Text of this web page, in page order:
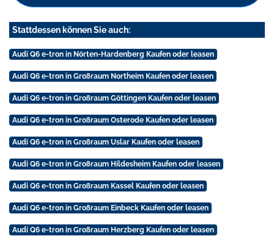
Stattdessen können Sie auch:
Audi Q6 e-tron in Nörten-Hardenberg Kaufen oder leasen
Audi Q6 e-tron in Großraum Northeim Kaufen oder leasen
Audi Q6 e-tron in Großraum Göttingen Kaufen oder leasen
Audi Q6 e-tron in Großraum Osterode Kaufen oder leasen
Audi Q6 e-tron in Großraum Uslar Kaufen oder leasen
Audi Q6 e-tron in Großraum Hildesheim Kaufen oder leasen
Audi Q6 e-tron in Großraum Kassel Kaufen oder leasen
Audi Q6 e-tron in Großraum Einbeck Kaufen oder leasen
Audi Q6 e-tron in Großraum Herzberg Kaufen oder leasen